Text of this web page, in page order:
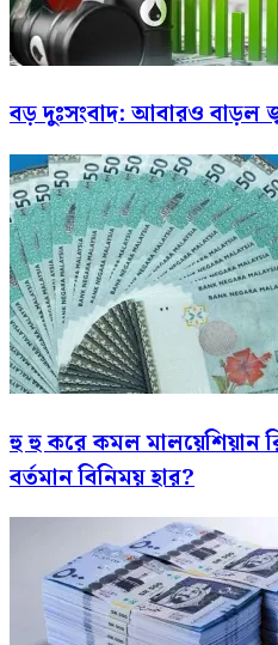
বড় দুঃসংবাদ: আবারও বাড়ল
হু হু করে কমল মালয়েশিয়ান
বর্তমান বিনিময় হার?